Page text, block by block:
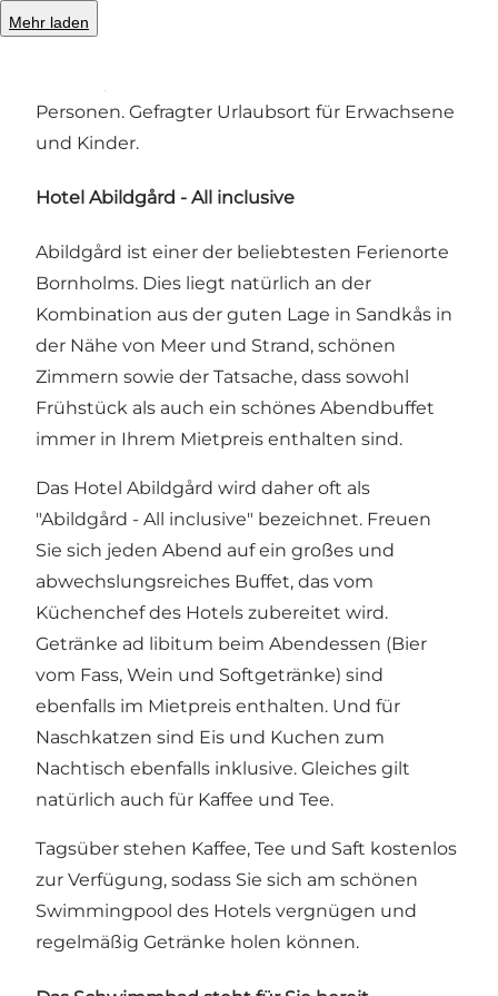
Mehr laden
und große Abendkarte mit Getränken im
Personen. Gefragter Urlaubsort für Erwachsene
und Kinder.
Hotel Abildgård - All inclusive
Abildgård ist einer der beliebtesten Ferienorte
Bornholms. Dies liegt natürlich an der
Kombination aus der guten Lage in Sandkås in
der Nähe von Meer und Strand, schönen
Zimmern sowie der Tatsache, dass sowohl
Frühstück als auch ein schönes Abendbuffet
immer in Ihrem Mietpreis enthalten sind.
Das Hotel Abildgård wird daher oft als
"Abildgård - All inclusive" bezeichnet. Freuen
Sie sich jeden Abend auf ein großes und
abwechslungsreiches Buffet, das vom
Küchenchef des Hotels zubereitet wird.
Getränke ad libitum beim Abendessen (Bier
vom Fass, Wein und Softgetränke) sind
ebenfalls im Mietpreis enthalten. Und für
Naschkatzen sind Eis und Kuchen zum
Nachtisch ebenfalls inklusive. Gleiches gilt
natürlich auch für Kaffee und Tee.
Tagsüber stehen Kaffee, Tee und Saft kostenlos
zur Verfügung, sodass Sie sich am schönen
Swimmingpool des Hotels vergnügen und
regelmäßig Getränke holen können.